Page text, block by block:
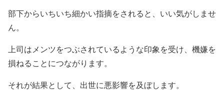
部下からいちいち細かい指摘をされると、いい気がしませ
ん。
上司はメンツをつぶされているような印象を受け、機嫌を
損ねることにつながります。
それが結果として、出世に悪影響を及ぼします。